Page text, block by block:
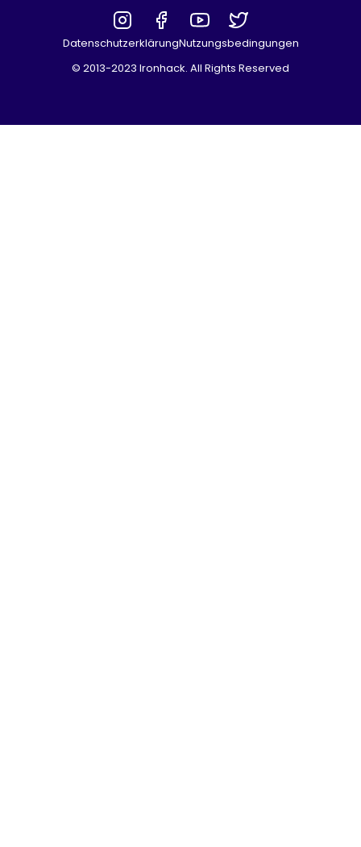
DatenschutzerklärungNutzungsbedingungen
© 2013-2023 Ironhack. All Rights Reserved